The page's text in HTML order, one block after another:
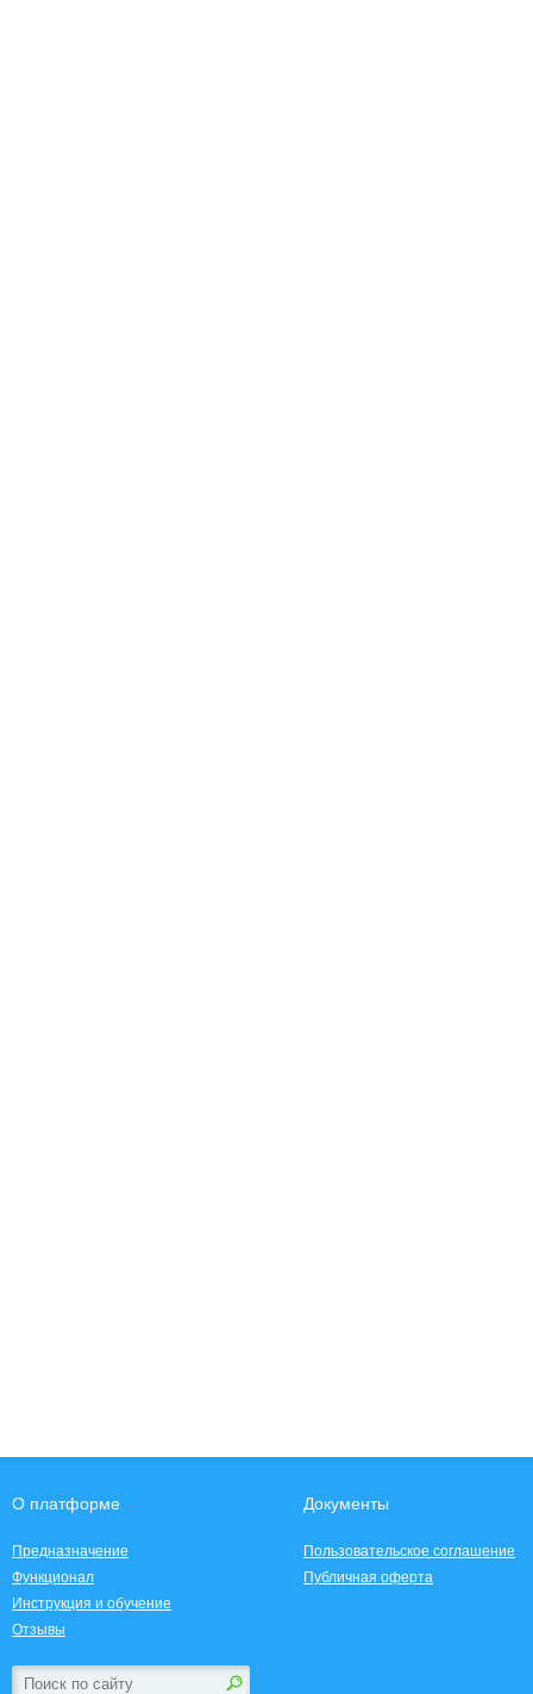
О платформе
Предназначение
Функционал
Инструкция и обучение
Отзывы
Документы
Пользовательское соглашение
Публичная оферта